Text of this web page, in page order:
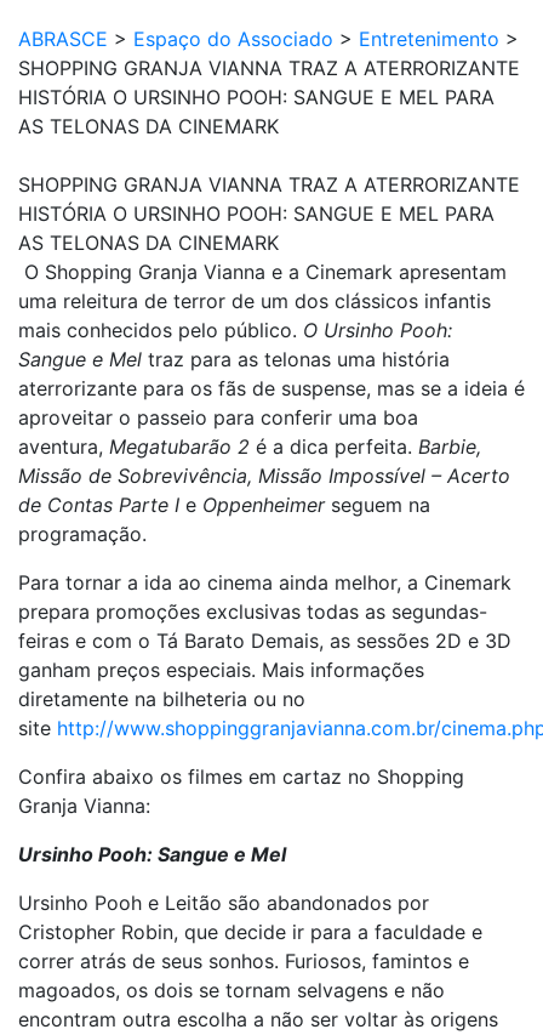
ABRASCE > Espaço do Associado > Entretenimento >
SHOPPING GRANJA VIANNA TRAZ A ATERRORIZANTE
HISTÓRIA O URSINHO POOH: SANGUE E MEL PARA
AS TELONAS DA CINEMARK
SHOPPING GRANJA VIANNA TRAZ A ATERRORIZANTE
HISTÓRIA O URSINHO POOH: SANGUE E MEL PARA
AS TELONAS DA CINEMARK
O Shopping Granja Vianna e a Cinemark apresentam
uma releitura de terror de um dos clássicos infantis
mais conhecidos pelo público. O Ursinho Pooh:
Sangue e Mel traz para as telonas uma história
aterrorizante para os fãs de suspense, mas se a ideia é
aproveitar o passeio para conferir uma boa
aventura, Megatubarão 2 é a dica perfeita. Barbie,
Missão de Sobrevivência, Missão Impossível – Acerto
de Contas Parte I e Oppenheimer seguem na
programação.
Para tornar a ida ao cinema ainda melhor, a Cinemark
prepara promoções exclusivas todas as segundas-
feiras e com o Tá Barato Demais, as sessões 2D e 3D
ganham preços especiais. Mais informações
diretamente na bilheteria ou no
site http://www.shoppinggranjavianna.com.br/
Confira abaixo os filmes em cartaz no Shopping
Granja Vianna:
Ursinho Pooh: Sangue e Mel
Ursinho Pooh e Leitão são abandonados por
Cristopher Robin, que decide ir para a faculdade e
correr atrás de seus sonhos. Furiosos, famintos e
magoados, os dois se tornam selvagens e não
encontram outra escolha a não ser voltar às origens